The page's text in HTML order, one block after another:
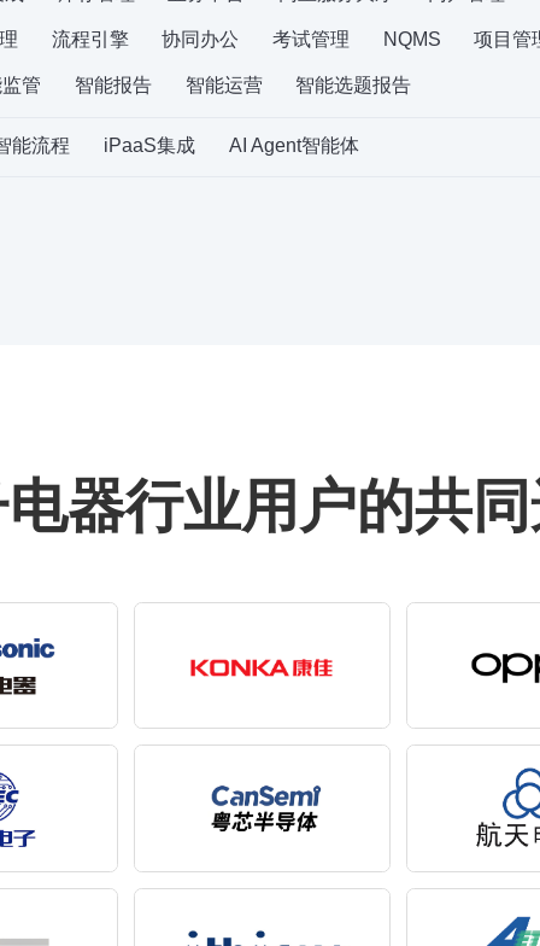
流程引擎 协同办公 考试管理 NQMS 项目管
管 智能报告 智能运营 智能选题报告
能流程 iPaaS集成 AI Agent智能体
器行业用户的共